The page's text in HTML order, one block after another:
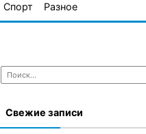
Спорт Разное
Найти:
Свежие записи